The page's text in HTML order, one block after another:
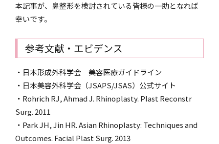
本記事が、鼻整形を検討されている皆様の一助となれば
幸いです。
参考文献・エビデンス
・日本形成外科学会 美容医療ガイドライン
・日本美容外科学会（JSAPS/JSAS）公式サイト
・Rohrich RJ, Ahmad J. Rhinoplasty. Plast Reconstr
Surg. 2011
・Park JH, Jin HR. Asian Rhinoplasty: Techniques and
Outcomes. Facial Plast Surg. 2013